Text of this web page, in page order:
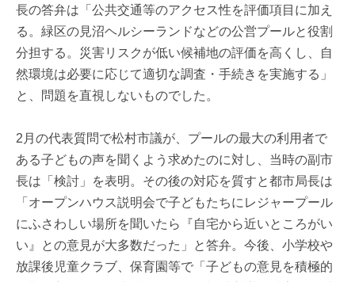
長の答弁は「公共交通等のアクセス性を評価項目に加え
る。緑区の見沼ヘルシーランドなどの公営プールと役割
分担する。災害リスクが低い候補地の評価を高くし、自
然環境は必要に応じて適切な調査・手続きを実施する」
と、問題を直視しないものでした。
2月の代表質問で松村市議が、プールの最大の利用者で
ある子どもの声を聞くよう求めたのに対し、当時の副市
長は「検討」を表明。その後の対応を質すと都市局長は
「オープンハウス説明会で子どもたちにレジャープール
にふさわしい場所を聞いたら『自宅から近いところがい
い』との意見が大多数だった」と答弁。今後、小学校や
放課後児童クラブ、保育園等で「子どもの意見を積極的